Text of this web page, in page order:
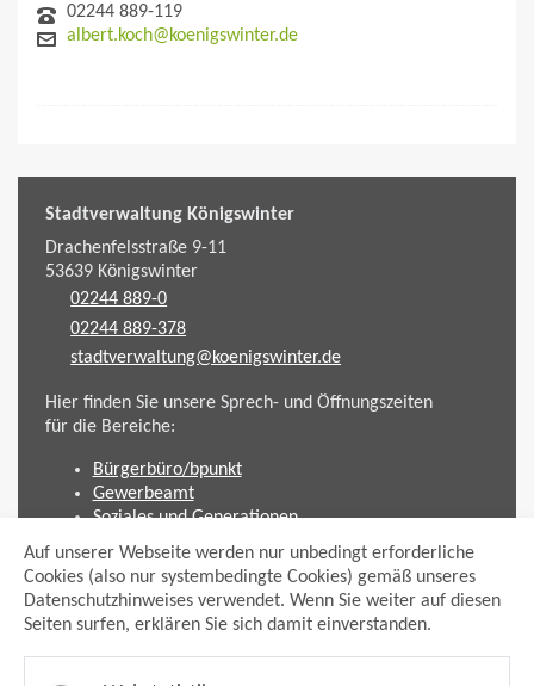
Auf unserer Webseite werden nur unbedingt erforderliche
Cookies (also nur systembedingte Cookies) gemäß unseres
Datenschutzhinweises verwendet. Wenn Sie weiter auf diesen
Seiten surfen, erklären Sie sich damit einverstanden.
02244 889-119
albert.koch@koenigswinter.de
Stadtverwaltung Königswinter
Drachenfelsstraße 9-11
53639Königswinter
02244 889-0
02244 889-378
stadtverwaltung@koenigswinter.de
Hier finden Sie unsere Sprech- und Öffnungszeiten
für die Bereiche:
Bürgerbüro/bpunkt
Gewerbeamt
Soziales und Generationen
Standesamt
Friedhofsverwaltung
Planen und Bauen (Bauamt)
Impressum
Datenschutzhinweis